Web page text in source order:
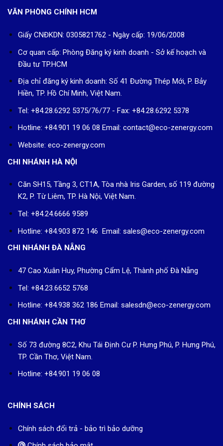
Giấy CNĐKDN: 0305821762 - Ngày cấp: 19/06/2008
Cơ quan cấp: Phòng Đăng ký kinh doanh - Sở kế hoạch và
Địa chỉ đăng ký kinh doanh: Số 41 Đường Thép Mới, P. Bảy
Tel: +84.28.6292 5375/76/77 - Fax: +84.28.6292 5378
Hotline: +84.901 19 06 08Email: contact@eco-zenergy.com
Website: eco-zenergy.com
CHI NHÁNH HÀ NỘI
Căn SH15, Tầng 3, CT1A, Tòa nhà Iris Garden, số 119 đường
Tel: +84.24.6666 9589
Hotline: +84.903 872 146 Email: sales@eco-zenergy.com
47 Cao Xuân Huy, Phường Cẩm Lệ, Thành phố Đà Nẵng
Tel: +84.23.6652 5768
Hotline: +84.938 362 186 Email: salesdn@eco-zenergy.com
CHI NHÁNH CẦN THƠ
Số 73 đường 8C2, Khu Tái Định Cư P. Hưng Phú, P. Hưng Phú,
Hotline: +84.901 19 06 08
Chính sách đổi trả - bảo trì bảo dưỡng
Chính sách bảo mật
Chính sách tư vấn